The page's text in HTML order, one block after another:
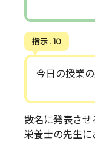
指示 . 10
今日の授業
数名に発表させ
栄養士の先生に